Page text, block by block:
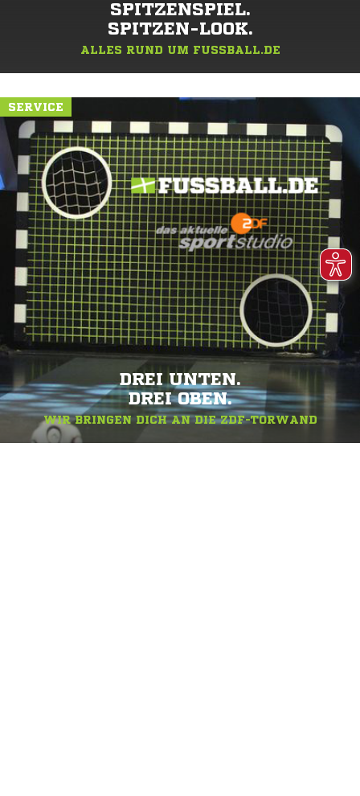
SPITZENSPIEL.
SPITZEN-LOOK.
ALLES RUND UM FUSSBALL.DE
SERVICE
DREI UNTEN.
DREI OBEN.
WIR BRINGEN DICH AN DIE ZDF-TORWAND